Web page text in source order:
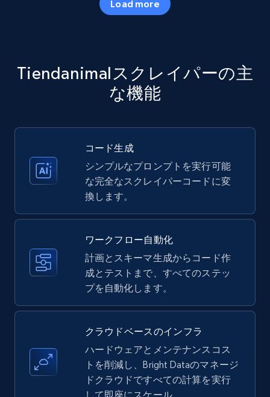
price, Currency, Availability, Reviews count, and
Amazon products - Collects products by
specific keywords
Title, Seller name, Brand, Description, Initial
35.3K+ 5.7K+ 無料トライアル
Amazon products - find products by using
upc numbers
Title, Seller name, Brand, Description, Initial
price, Currency, Availability, Reviews count, and
Load more
Tiendanimalスクレイパーの主
な機能
コード生成
シンプルなプロンプトを実行可能
な完全なスクレイパーコードに変
換します。
ワークフロー自動化
計画とスキーマ生成からコード作
成とテストまで、すべてのステッ
プを自動化します。
クラウドベースのインフラ
ハードウェアとメンテナンスコス
トを削減し、Bright Dataのマネージ
ドクラウドですべての計算を実行